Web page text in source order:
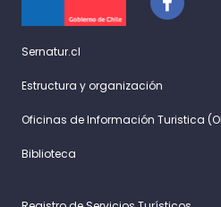
Sernatur.cl
Estructura y organización
Oficinas de Información Turistica
Biblioteca